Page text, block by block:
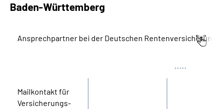
Baden-Württemberg
Ansprechpartner bei der Deutschen Rentenversicherung
Mail­kontakt für
Versicherungs­